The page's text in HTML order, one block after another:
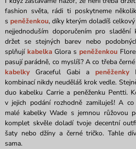
fashion světa, rádi ti poskytneme
s peněženkou, díky kterým doladíš
nejjednoduším doporučením pro sladění
držet se stejných barev nebo
splňují kabelka Glora s peněženkou
pasují parádně, co myslíš? A co třeba
kabelkyGraceful Gabi a peněženky
kombinací nikdy neuděláš krok vedle.
duo kabelku Carrie a peněženku Pentti.
v jejich podání rozhodně zamiluješ! A
malé kabelky Wade s jemnou růžovou
komplet skvěle doladí tvoje decentní
šaty nebo džíny a černé tričko. Tahle
sama.